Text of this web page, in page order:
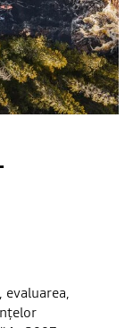
evaluarea,